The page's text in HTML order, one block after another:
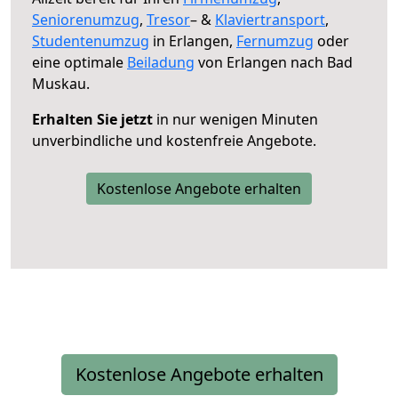
Seniorenumzug, Tresor– & Klaviertransport,
Studentenumzug in Erlangen, Fernumzug oder
eine optimale Beiladung von Erlangen nach Bad
Muskau.
Erhalten Sie jetzt in nur wenigen Minuten
unverbindliche und kostenfreie Angebote.
Kostenlose Angebote erhalten
Kostenlose Angebote erhalten